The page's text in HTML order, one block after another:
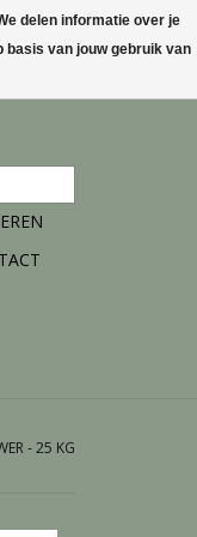
- 25 KG
delen informatie over je
basis van jouw gebruik van